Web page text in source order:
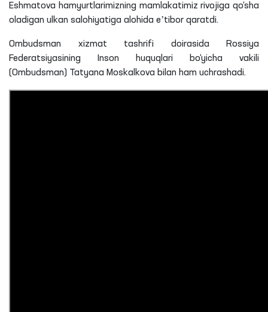
Eshmatova hamyurtlarimizning mamlakatimiz rivojiga qo‘sha
oladigan ulkan salohiyatiga alohida eʼtibor qaratdi.
Ombudsman xizmat tashrifi doirasida Rossiya
Federatsiyasining Inson huquqlari bo‘yicha vakili
(Ombudsman) Tatyana Moskalkova bilan ham uchrashadi.